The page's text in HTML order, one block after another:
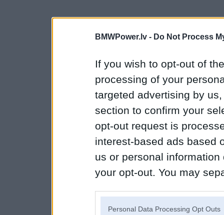
BMWPower.lv - Do Not Process
If you wish to opt-out of
processing of your
targeted advertising by
section to confirm your
opt-out request is
interest-based ads based
us or personal
your opt-out. You may
Personal Data Processing Opt Outs